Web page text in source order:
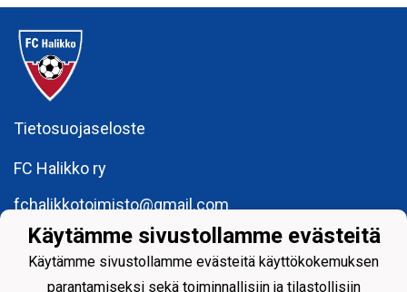
Tietosuojaseloste
FC Halikko ry
fchalikkotoimisto@gmail.com
y-tunnus: 1755429 - 6
Käytämme sivustollamme evästeitä
Käytämme sivustollamme evästeitä käyttökokemuksen
parantamiseksi sekä toiminnallisiin ja tilastollisiin